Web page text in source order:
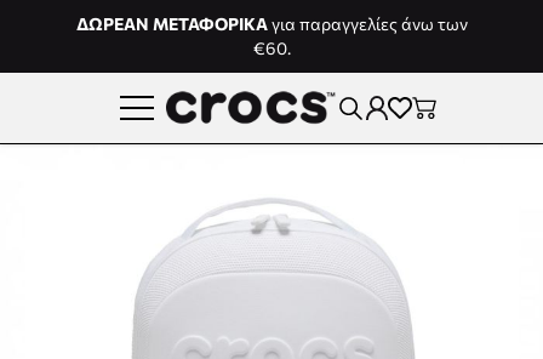
Μετάβαση στο περιεχόμενο
ΔΩΡΕΑΝ ΜΕΤΑΦΟΡΙΚΑγια παραγγελίες άνω των
€60.